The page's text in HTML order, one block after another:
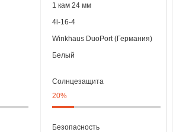
1 кам 24 мм
4i-16-4
Winkhaus DuoPort (Германия)
Белый
Солнцезащита
20%
Безопасность